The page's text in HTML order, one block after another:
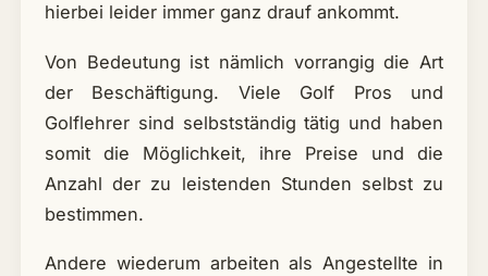
hierbei leider immer ganz drauf ankommt.
Von Bedeutung ist nämlich vorrangig die Art
der Beschäftigung. Viele Golf Pros und
Golflehrer sind selbstständig tätig und haben
somit die Möglichkeit, ihre Preise und die
Anzahl der zu leistenden Stunden selbst zu
bestimmen.
Andere wiederum arbeiten als Angestellte in